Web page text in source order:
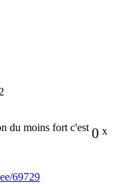
0 x
du moins fort c'est
69729